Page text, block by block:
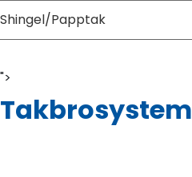
Shingel/Papptak
">
Takbrosystem